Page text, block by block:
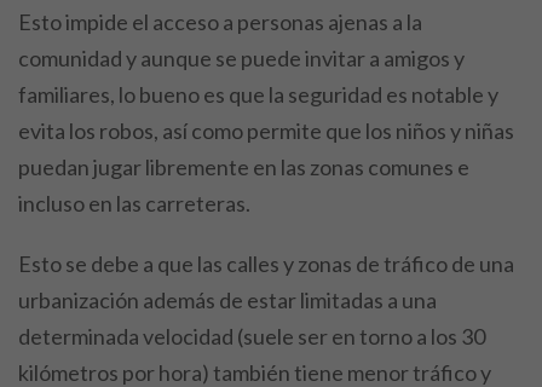
Esto impide el acceso a personas ajenas a la
comunidad y aunque se puede invitar a amigos y
familiares, lo bueno es que la seguridad es notable y
evita los robos, así como permite que los niños y niñas
puedan jugar libremente en las zonas comunes e
incluso en las carreteras.
Esto se debe a que las calles y zonas de tráfico de una
urbanización además de estar limitadas a una
determinada velocidad (suele ser en torno a los 30
kilómetros por hora) también tiene menor tráfico y